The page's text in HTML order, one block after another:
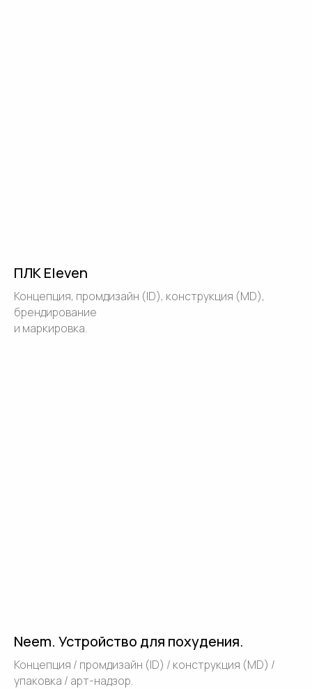
ПЛК Eleven
Концепция, промдизайн (ID), конструкция (MD),
брендирование
и маркировка.
Neem. Устройство для похудения.
Концепция / промдизайн (ID) / конструкция (MD) /
упаковка / арт-надзор.